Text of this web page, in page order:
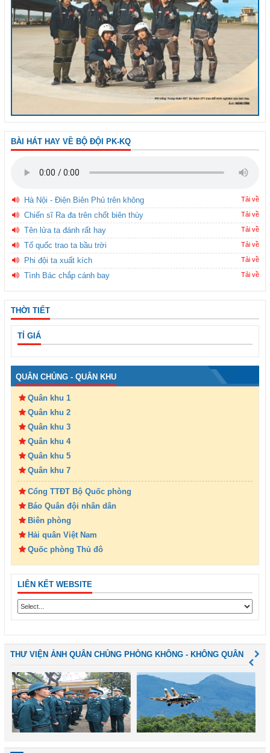
BÀI HÁT HAY VỀ BỘ ĐỘI PK-KQ
Hà Nội - Điện Biên Phủ trên không Tải về
Chiến sĩ Ra đa trên chốt biên thùy Tải về
Tên lửa ta đánh rất hay Tải về
Tổ quốc trao ta bầu trời Tải về
Phi đội ta xuất kích Tải về
Tình Bác chắp cánh bay Tải về
THỜI TIẾT
TỈ GIÁ
QUÂN CHỦNG - QUÂN KHU
Quân khu 1
Quân khu 2
Quân khu 3
Quân khu 4
Quân khu 5
Quân khu 7
Cổng TTĐT Bộ Quốc phòng
Báo Quân đội nhân dân
Biên phòng
Hải quân Việt Nam
Quốc phòng Thủ đô
LIÊN KẾT WEBSITE
THƯ VIỆN ẢNH QUÂN CHỦNG PHÒNG KHÔNG - KHÔNG QUÂN